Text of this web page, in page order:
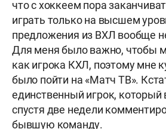
что с хоккеем пора
играть только на высшем
предложения из ВХЛ вообще
Для меня было важно, чтобы
как игрока КХЛ, поэтому мне
было пойти на «Матч ТВ».
единственный игрок, который
спустя две недели
бывшую команду.